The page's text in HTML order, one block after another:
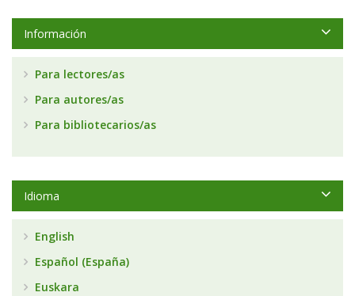
Información
Para lectores/as
Para autores/as
Para bibliotecarios/as
Idioma
English
Español (España)
Euskara